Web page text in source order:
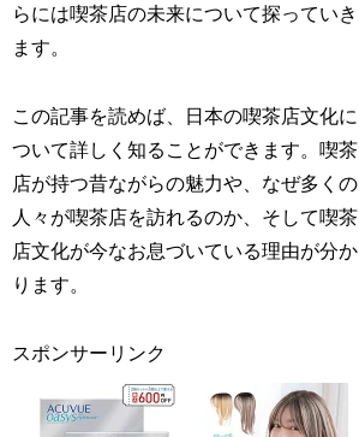
らには喫茶店の未来について探っていき
ます。
この記事を読めば、日本の喫茶店文化に
ついて詳しく知ることができます。喫茶
店が持つ昔ながらの魅力や、なぜ多くの
人々が喫茶店を訪れるのか、そして喫茶
店文化が今なお息づいている理由が分か
ります。
スポンサーリンク